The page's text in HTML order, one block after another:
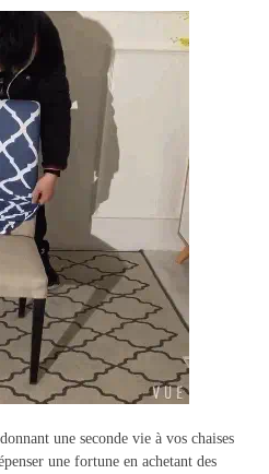
une seconde vie à vos chaises
une fortune en achetant des